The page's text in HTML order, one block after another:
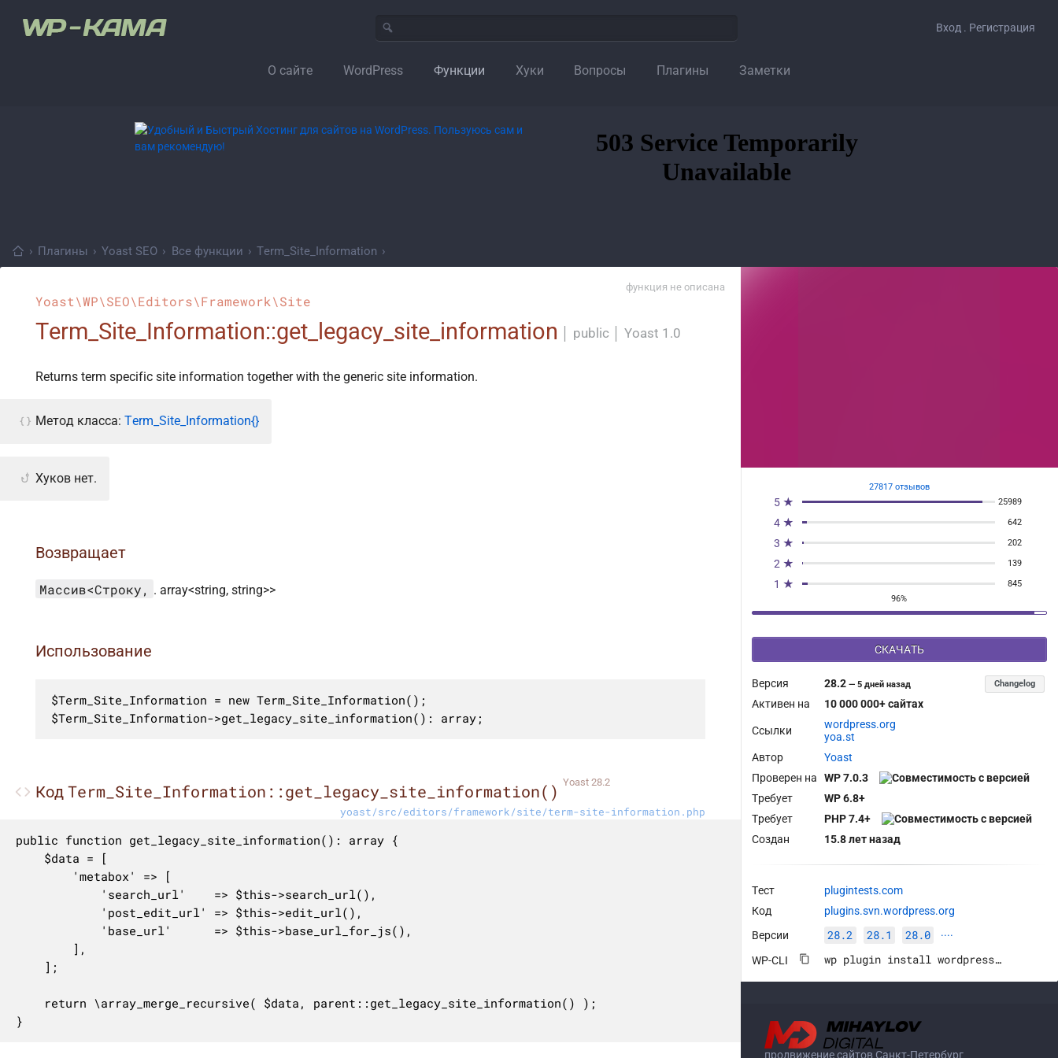
Вход . Регистрация
О сайте WordPress Функции Хуки Вопросы Плагины Заметки
› Плагины › Yoast SEO › Все функции › Term_Site_Information ›
функция не описана
Yoast\WP\SEO\Editors\Framework\Site
Term_Site_Information::get_legacy_site_information public Yoast 1.0
Returns term specific site information together with the generic site information.
Метод класса: Term_Site_Information{}
Хуков нет.
Возвращает
Массив<Строку, . array<string, string>>
Использование
$Term_Site_Information = new Term_Site_Information();
$Term_Site_Information->get_legacy_site_information(): array;
Код Term_Site_Information::get_legacy_site_information() Yoast 28.2
yoast/src/editors/framework/site/term-site-information.php
public function get_legacy_site_information(): array {
}
27817 отзывов
5 ★ 25989
4 ★ 642
3 ★ 202
2 ★ 139
1 ★
845
96%
СКАЧАТЬ
Версия 28.2—5 дней назад Changelog
Активен на 10 000 000+ сайтах
Ссылки
wordpress.org
yoa.st
Автор
Yoast
Проверен на
WP 7.0.3
Требует
WP 6.8+
Требует
PHP 7.4+
Создан
15.8 лет назад
Тест
plugintests.com
Код
plugins.svn.wordpress.org
Версии
28.2 28.1 28.0 ····
WP-CLI wp plugin install wordpress-seo --activate
продвижение сайтов Санкт-Петербург